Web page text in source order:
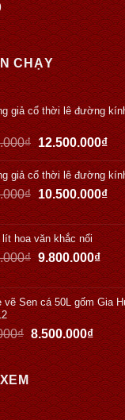
CHẠY
giả cổ thời lê đường
₫ 12.500.000₫
giả cổ thời lê đường
₫ 10.500.000₫
lít hoa văn khắc nổi
₫ 9.800.000₫
vẽ Sen cá 50L gốm Gia
₫ 8.500.000₫